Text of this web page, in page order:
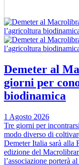
Demeter al
giorni per
biodinamica
1 Agosto 2026
Tre giorni per
modo diverso di
Demeter Italia sarà alla
edizione del
l’associazione porterà